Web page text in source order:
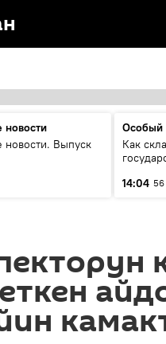
Выпуск
Особый
Как
глазами
14:04